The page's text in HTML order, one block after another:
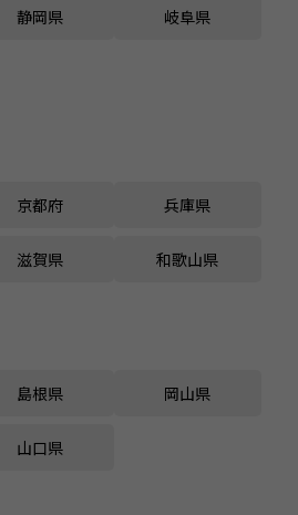
静岡県 岐阜県
京都府 兵庫県
滋賀県 和歌山県
島根県 岡山県
山口県